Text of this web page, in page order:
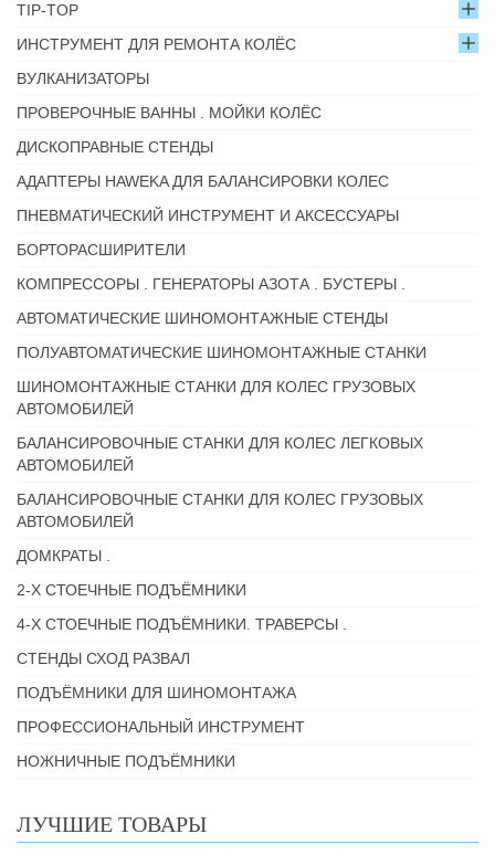
TIP-TOP
ИНСТРУМЕНТ ДЛЯ РЕМОНТА КОЛЁС
ВУЛКАНИЗАТОРЫ
ПРОВЕРОЧНЫЕ ВАННЫ . МОЙКИ КОЛЁС
ДИСКОПРАВНЫЕ СТЕНДЫ
АДАПТЕРЫ HAWEKA ДЛЯ БАЛАНСИРОВКИ КОЛЕС
ПНЕВМАТИЧЕСКИЙ ИНСТРУМЕНТ И АКСЕССУАРЫ
БОРТОРАСШИРИТЕЛИ
КОМПРЕССОРЫ . ГЕНЕРАТОРЫ АЗОТА . БУСТЕРЫ .
АВТОМАТИЧЕСКИЕ ШИНОМОНТАЖНЫЕ СТЕНДЫ
ПОЛУАВТОМАТИЧЕСКИЕ ШИНОМОНТАЖНЫЕ СТАНКИ
ШИНОМОНТАЖНЫЕ СТАНКИ ДЛЯ КОЛЕС ГРУЗОВЫХ
АВТОМОБИЛЕЙ
БАЛАНСИРОВОЧНЫЕ СТАНКИ ДЛЯ КОЛЕС ЛЕГКОВЫХ
АВТОМОБИЛЕЙ
БАЛАНСИРОВОЧНЫЕ СТАНКИ ДЛЯ КОЛЕС ГРУЗОВЫХ
АВТОМОБИЛЕЙ
ДОМКРАТЫ .
2-Х СТОЕЧНЫЕ ПОДЪЁМНИКИ
4-Х СТОЕЧНЫЕ ПОДЪЁМНИКИ. ТРАВЕРСЫ .
СТЕНДЫ СХОД РАЗВАЛ
ПОДЪЁМНИКИ ДЛЯ ШИНОМОНТАЖА
ПРОФЕССИОНАЛЬНЫЙ ИНСТРУМЕНТ
НОЖНИЧНЫЕ ПОДЪЁМНИКИ
ЛУЧШИЕ ТОВАРЫ